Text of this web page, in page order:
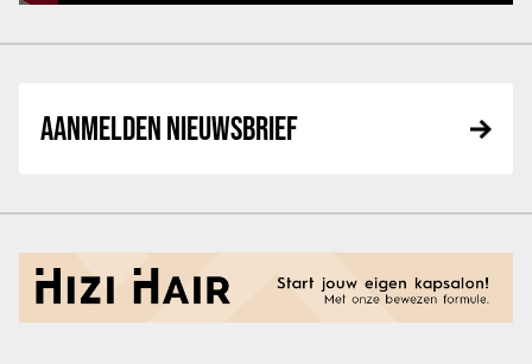
AANMELDEN NIEUWSBRIEF